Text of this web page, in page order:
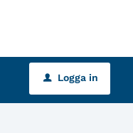
u Logga in